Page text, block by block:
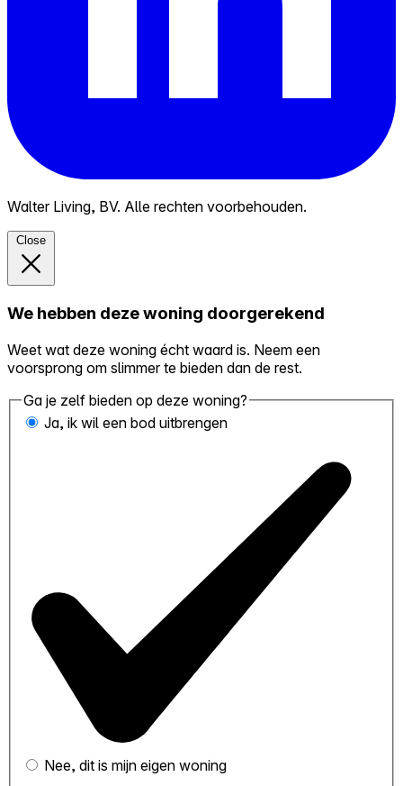
Walter Living, BV. Alle rechten voorbehouden.
Close
We hebben deze woning doorgerekend
Weet wat deze woning écht waard is. Neem een
voorsprong om slimmer te bieden dan de rest.
Ga je zelf bieden op deze woning?
Ja, ik wil een bod uitbrengen
Nee, dit is mijn eigen woning